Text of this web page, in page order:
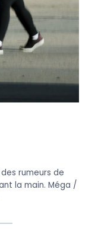
rumeurs de
la main. Méga /